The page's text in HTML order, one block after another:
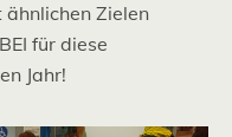
Zielen
für diese
Jahr!